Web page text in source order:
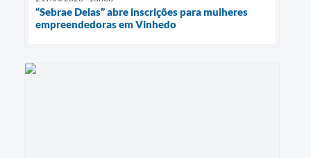
“Sebrae Delas” abre inscrições para mulheres
empreendedoras em Vinhedo